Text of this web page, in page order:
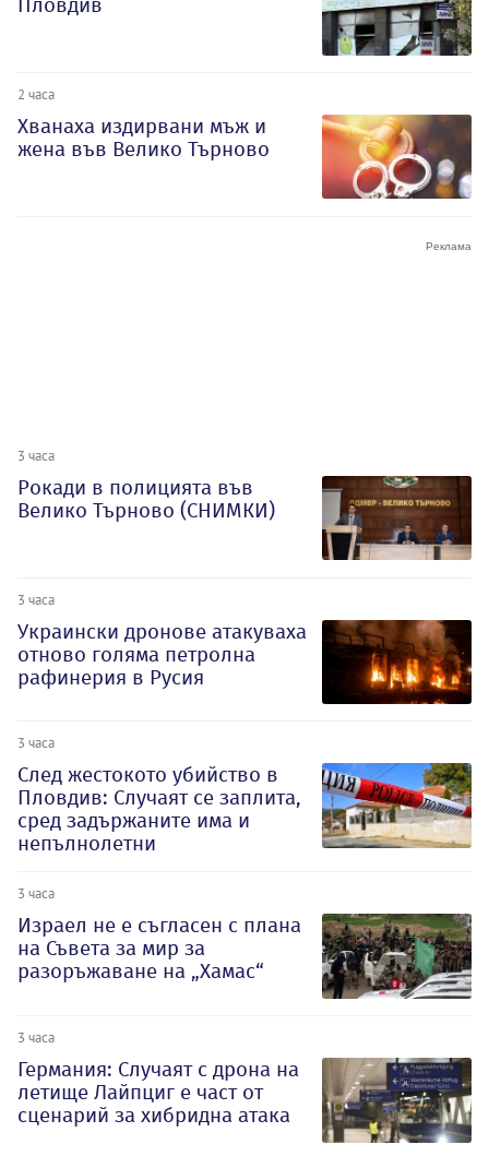
Пловдив
2 часа
Хванаха издирвани мъж и
жена във Велико Търново
3 часа
Рокади в полицията във
Велико Търново (СНИМКИ)
3 часа
Украински дронове атакуваха
отново голяма петролна
рафинерия в Русия
3 часа
След жестокото убийство в
Пловдив: Случаят се заплита,
сред задържаните има и
непълнолетни
3 часа
Израел не е съгласен с плана
на Съвета за мир за
разоръжаване на „Хамас“
3 часа
Германия: Случаят с дрона на
летище Лайпциг е част от
сценарий за хибридна атака